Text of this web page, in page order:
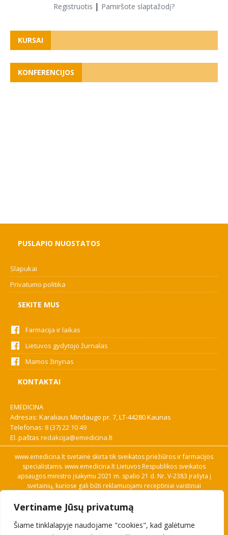
Vertiname Jūsų privatumą
Šiame tinklalapyje naudojame "cookies", kad galėtume
Registruotis | Pamiršote slaptažodį?
KURSAI
KONFERENCIJOS
PUSLAPIO NUOSTATOS
Slapukai
Privatumo politika
SEKITE MUS
Farmacija ir laikas
Lietuvos gydytojo žurnalas
Mamos žinynas
KONTAKTAI
EMEDICINA
Adresas: Karaliaus Mindaugo pr. 7, LT-44280 Kaunas
Telefonas: 8 (37) 22 10 49
El. paštas redakcija@emedicina.lt
www.emedicina.lt svetainė skirta tik sveikatos priežiūros ir farmacijos
specialistams. www.emedicina.lt Lietuvos Respublikos sveikatos
apsaugos ministro įsakymu 2021 m. spalio 21 d. Nr. V-2383 įrašyta į
svetainių, kuriose gali būti reklamuojami receptiniai vaistiniai
savo profesinę kvalifikaciją. Naudingos nuorodos: Vaistų ir medicinos
pagalbos priemonių kainų paieška, VVKT tinklalapis, Sveikatos
priežiūros ar farmacijos specialisto pranešimo apie įtariamą